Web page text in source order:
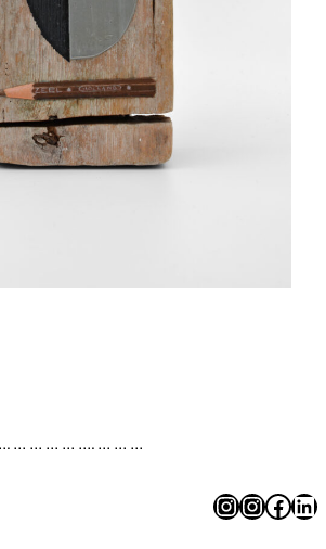
… … … … …. … … …
InstagramInstagramFacebook LinkedIn